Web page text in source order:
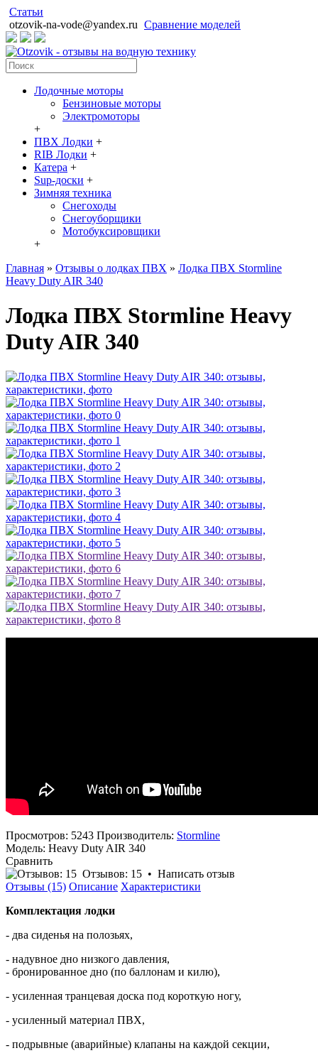
Статьи
otzovik-na-vode@yandex.ru Сравнение моделей
Лодочные моторы
Бензиновые моторы
Электромоторы
+
ПВХ Лодки +
RIB Лодки +
Катера +
Sup-доски +
Зимняя техника
Снегоходы
Cнегоуборщики
Мотобуксировщики
+
Главная » Отзывы о лодках ПВХ » Лодка ПВХ Stormline
Heavy Duty AIR 340
Лодка ПВХ Stormline Heavy
Duty AIR 340
Просмотров: 5243 Производитель: Stormline
Модель: Heavy Duty AIR 340
Сравнить
Отзывов: 15 • Написать отзыв
Отзывы (15) Описание Характеристики
Комплектация лодки
- два сиденья на полозьях,
- надувное дно низкого давления,
- бронированное дно (по баллонам и килю),
- усиленная транцевая доска под короткую ногу,
- усиленный материал ПВХ,
- подрывные (аварийные) клапаны на каждой секции,